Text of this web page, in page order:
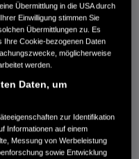
Übermittlung in die USA durch
Einwilligung stimmen Sie
Übermittlungen zu. Es
Ihre Cookie-bezogenen Daten
möglicherweise
werden.
Daten, um
zur Identifikation
Informationen auf einem
Messung von Werbeleistung
sowie Entwicklung